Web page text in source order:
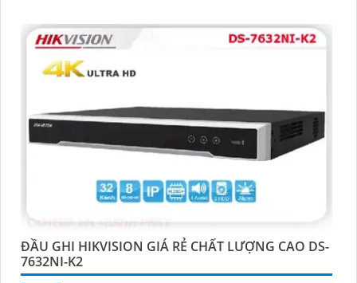
ĐẦU GHI HIKVISION GIÁ RẺ CHẤT LƯỢNG CAO DS-
7632NI-K2